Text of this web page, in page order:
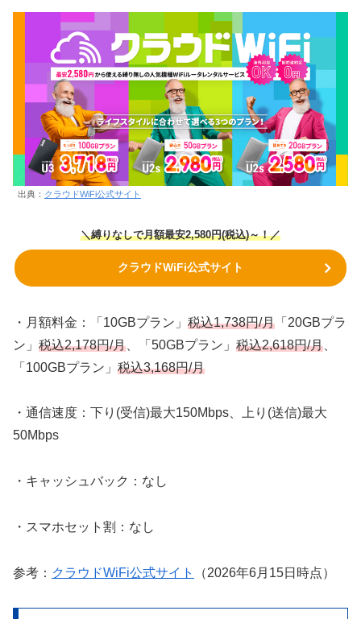
出典： クラウドWiFi公式サイト
＼縛りなしで月額最安2,580円(税込)～！／
クラウドWiFi公式サイト
・月額料金：「10GBプラン」 税込1,738円/月 「20GBプラ
ン」 税込2,178円/月 、「50GBプラン」 税込2,618円/月
「100GBプラン」 税込3,168円/月
・通信速度：下り(受信)最大150Mbps、上り(送信)最大
50Mbps
・キャッシュバック：なし
・スマホセット割：なし
参考： クラウドWiFi公式サイト （2026年6月15日時点）